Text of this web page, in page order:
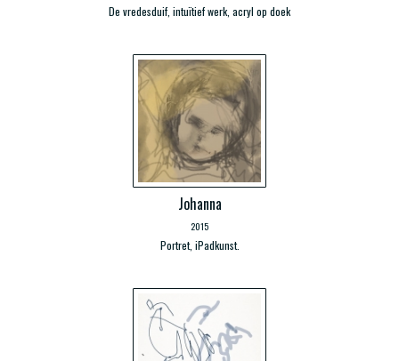
De vredesduif, intuïtief werk, acryl op doek
Johanna
2015
Portret, iPadkunst.